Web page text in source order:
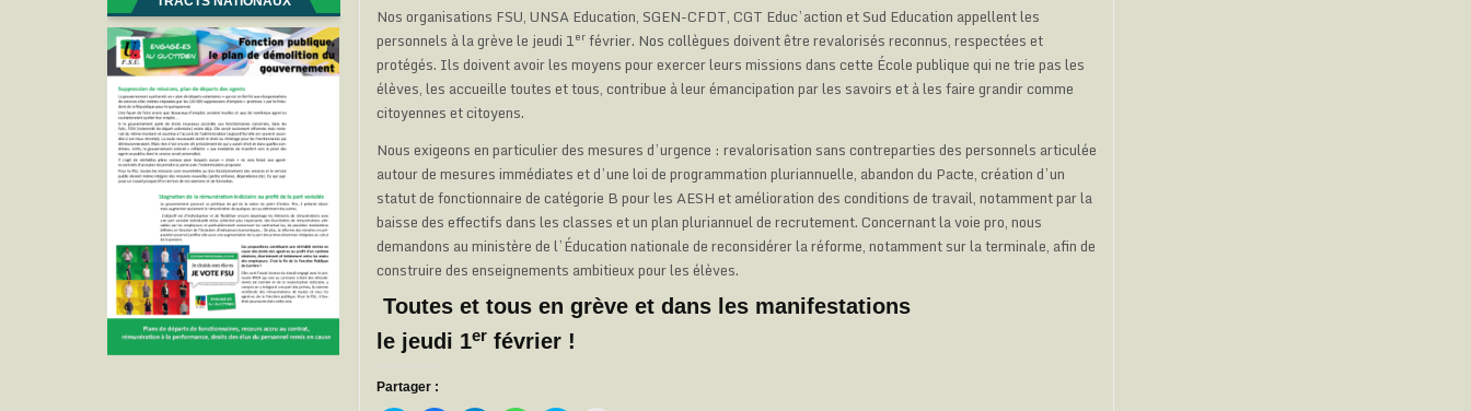
Nos organisations FSU, UNSA Education, SGEN-CFDT, CGT Educ’action et Sud Education appellent les
personnels à la grève le jeudi 1erfévrier. Nos collègues doivent être revalorisés reconnus, respectées et
protégés. Ils doivent avoir les moyens pour exercer leurs missions dans cette École publique qui ne trie pas les
élèves, les accueille toutes et tous, contribue à leur émancipation par les savoirs et à les faire grandir comme
citoyennes et citoyens.
Nous exigeons en particulier des mesures d’urgence : revalorisation sans contreparties des personnels articulée
autour de mesures immédiates et d’une loi de programmation pluriannuelle, abandon du Pacte, création d’un
statut de fonctionnaire de catégorie B pour les AESH et amélioration des conditions de travail, notamment par la
baisse des effectifs dans les classes et un plan pluriannuel de recrutement. Concernant la voie pro, nous
demandons au ministère de l’Éducation nationale de reconsidérer la réforme, notamment sur la terminale, afin de
construire des enseignements ambitieux pour les élèves.
Toutes et tous en grève et dans les manifestations
le jeudi 1er février !
Partager :